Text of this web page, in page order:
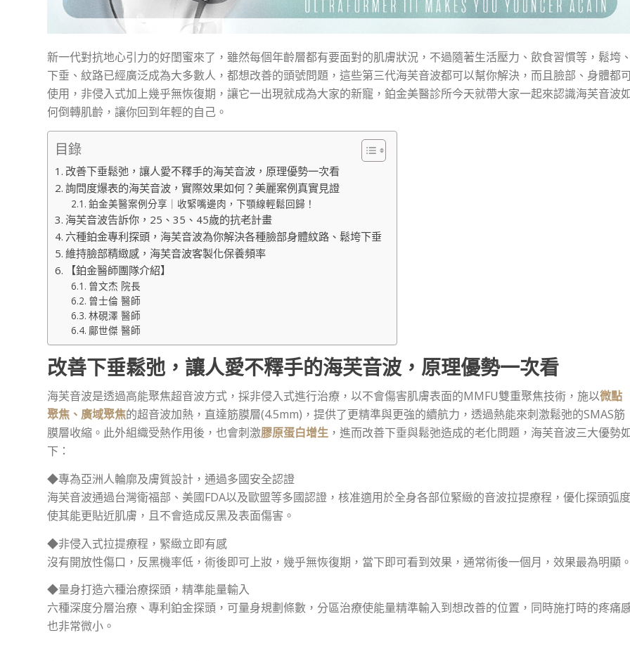
新一代對抗地心引力的好閨蜜來了，雖然每個年齡層都有要面對的肌膚狀況，不過隨著生活壓力、飲食習慣等，鬆垮
下垂、紋路已經廣泛成為大多數人，都想改善的頭號問題，這些第三代海芙音波都可以幫你解決，而且臉部、身體都
使用，非侵入式加上幾乎無恢復期，讓它一出現就成為大家的新寵，鉑金美醫診所今天就帶大家一起來認識海芙音波
何倒轉肌齡，讓你回到年輕的自己。
目錄
改善下垂鬆弛，讓人愛不釋手的海芙音波，原理優勢一次看
詢問度爆表的海芙音波，實際效果如何？美麗案例真實見證
鉑金美醫案例分享｜收緊嘴邊肉，下顎線輕鬆回歸！
海芙音波告訴你，25、35、45歲的抗老計畫
六種鉑金專利探頭，海芙音波為你解決各種臉部身體紋路、鬆垮下垂
維持臉部精緻感，海芙音波客製化保養頻率
【鉑金醫師團隊介紹】
曾文杰 院長
曾士倫 醫師
林硯澤 醫師
鄺世傑 醫師
改善下垂鬆弛，讓人愛不釋手的海芙音波，原理優勢一次看
海芙音波是透過高能聚焦超音波方式，採非侵入式進行治療，以不會傷害肌膚表面的MMFU雙重聚焦技術，施以微點
聚焦、廣域聚焦的超音波加熱，直達筋膜層(4.5mm)，提供了更精準與更強的續航力，透過熱能來刺激鬆弛的SMAS筋
膜層收縮。此外組織受熱作用後，也會刺激膠原蛋白增生 ，進而改善下垂與鬆弛造成的老化問題，海芙音波三大優勢
下：
◆專為亞洲人輪廓及膚質設計，通過多國安全認證
海芙音波通過台灣衛福部、美國FDA以及歐盟等多國認證，核准適用於全身各部位緊緻的音波拉提療程，優化探頭弧度
使其能更貼近肌膚，且不會造成反黑及表面傷害。
◆非侵入式拉提療程，緊緻立即有感
沒有開放性傷口，反黑機率低，術後即可上妝，幾乎無恢復期，當下即可看到效果，通常術後一個月，效果最為明顯
◆量身打造六種治療探頭，精準能量輸入
六種深度分層治療、專利鉑金探頭，可量身規劃條數，分區治療使能量精準輸入到想改善的位置，同時施打時的疼痛
也非常微小。